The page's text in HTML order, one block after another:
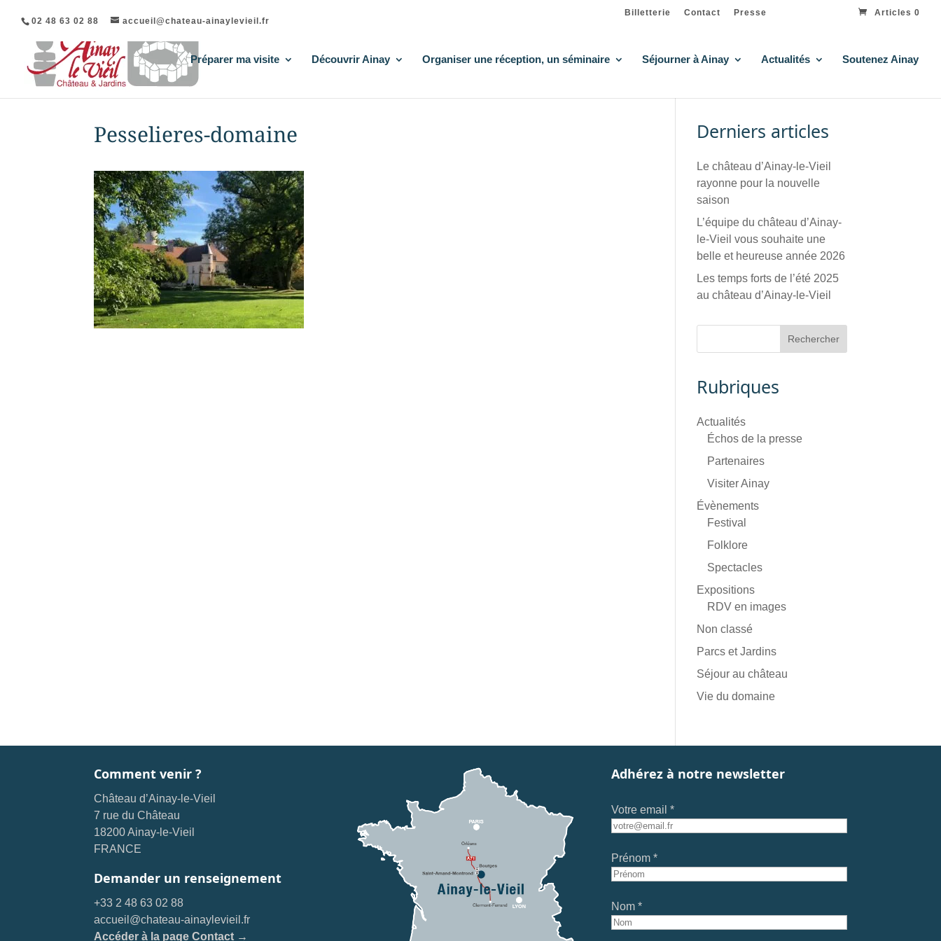
02 48 63 02 88 accueil@chateau-ainaylevieil.fr
Billetterie Contact Presse Articles 0
Préparer ma visite Découvrir Ainay Organiser une réception, un séminaire Séjourner à Ainay Actualités Soutenez Ainay
Pesselieres-domaine Derniers articles
Le château d’Ainay-le-Vieil
rayonne pour la nouvelle
saison
L’équipe du château d’Ainay-
le-Vieil vous souhaite une
belle et heureuse année 2026
Les temps forts de l’été 2025
au château d’Ainay-le-Vieil
Rubriques
Actualités
Échos de la presse
Partenaires
Visiter Ainay
Évènements
Festival
Folklore
Spectacles
Expositions
RDV en images
Non classé
Parcs et Jardins
Séjour au château
Vie du domaine
Comment venir ?
Château d’Ainay-le-Vieil
7 rue du Château
18200 Ainay-le-Vieil
FRANCE
Demander un renseignement
+33 2 48 63 02 88
accueil@chateau-ainaylevieil.fr
Accéder à la page Contact →
Adhérez à notre newsletter
Votre email *
Prénom *
Nom *